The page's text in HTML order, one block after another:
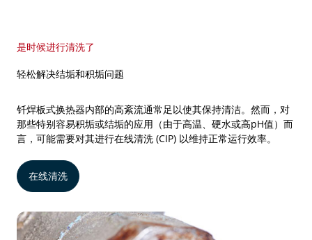
是时候进行清洗了
轻松解决结垢和积垢问题
钎焊板式换热器内部的高紊流通常足以使其保持清洁。然而，对
那些特别容易积垢或结垢的应用（由于高温、硬水或高pH值）而
言，可能需要对其进行在线清洗 (CIP) 以维持正常运行效率。
在线清洗